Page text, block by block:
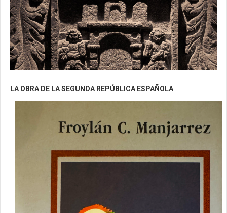
LA OBRA DE LA SEGUNDA REPÚBLICA ESPAÑOLA